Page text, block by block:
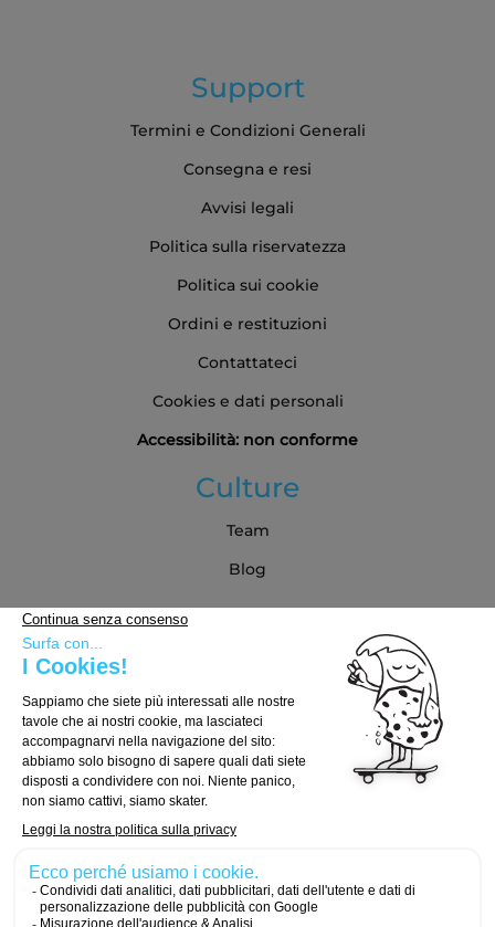
Support
Termini e Condizioni Generali
Consegna e resi
Avvisi legali
Politica sulla riservatezza
Politica sui cookie
Ordini e restituzioni
Contattateci
Cookies e dati personali
Accessibilità: non conforme
Culture
Team
Blog
Guida all'acquisto
Come scegliere la tua tavola